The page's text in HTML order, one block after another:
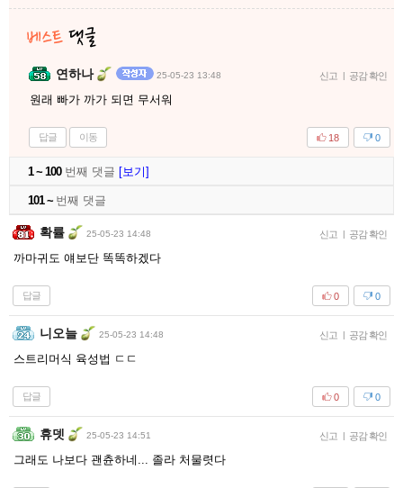
연하나 25-05-23 13:48 신고 | 공감 확인
원래 빠가 까가 되면 무서워
답글 이동 0
18
1 ~ 100번째 댓글 [보기]
101 ~ 번째 댓글
확률 25-05-23 14:48 신고 | 공감 확인
까마귀도 얘보단 똑똑하겠다
답글 0
0
니오늘 25-05-23 14:48 신고 | 공감 확인
스트리머식 육성법 ㄷㄷ
답글 0
0
휴뎃 25-05-23 14:51 신고 | 공감 확인
그래도 나보다 괜츈하네... 졸라 처물렷다